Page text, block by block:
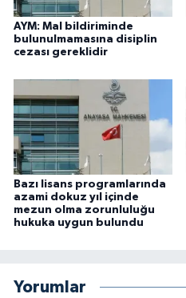
AYM: Mal bildiriminde
bulunulmamasına disiplin
cezası gereklidir
Bazı lisans programlarında
azami dokuz yıl içinde
mezun olma zorunluluğu
hukuka uygun bulundu
Yorumlar